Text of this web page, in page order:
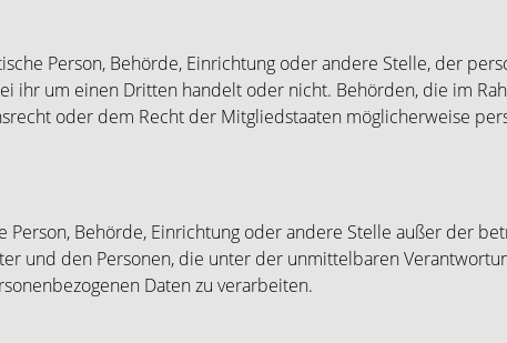
Person, Behörde, Einrichtung oder andere Stelle, der
ihr um einen Dritten handelt oder nicht. Behörden, die im
oder dem Recht der Mitgliedstaaten möglicherweise
Behörde, Einrichtung oder andere Stelle außer der
und den Personen, die unter der unmittelbaren
Daten zu verarbeiten.